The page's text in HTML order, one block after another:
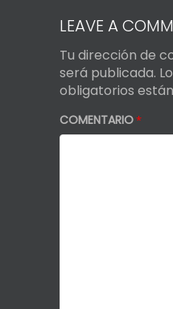
LEAVE A
Tu dirección de
será publicada.
obligatorios
COMENTARIO*